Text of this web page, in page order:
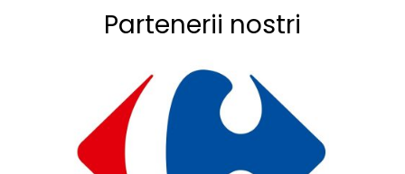
Partenerii nostri